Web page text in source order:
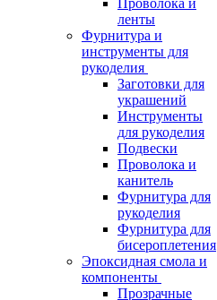
Проволока и
ленты
Фурнитура и
инструменты для
рукоделия
Заготовки для
украшений
Инструменты
для рукоделия
Подвески
Проволока и
канитель
Фурнитура для
рукоделия
Фурнитура для
бисероплетения
Эпоксидная смола и
компоненты
Прозрачные